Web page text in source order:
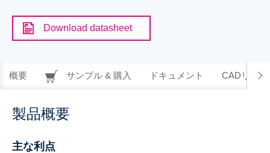
Download datasheet
概要 サンプル & 購入 ドキュメント CADリソー
製品概要
主な利点